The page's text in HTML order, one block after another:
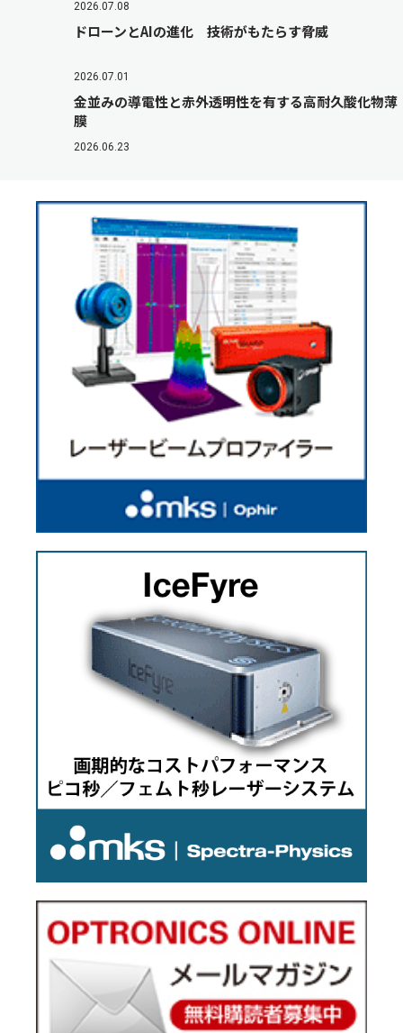
2026.07.08
ドローンとAIの進化 技術がもたらす脅威
2026.07.01
金並みの導電性と赤外透明性を有する高耐久酸化物薄
膜
2026.06.23